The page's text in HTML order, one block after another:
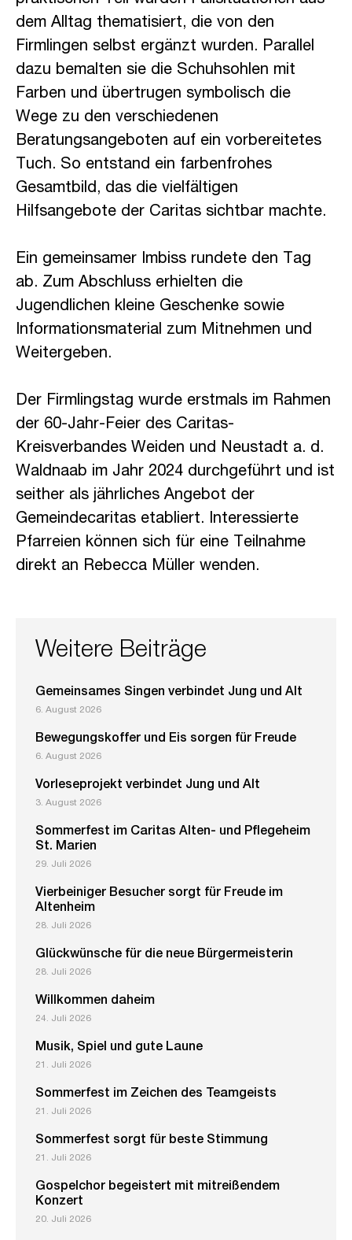
dem Alltag thematisiert, die von den
Firmlingen selbst ergänzt wurden. Parallel
dazu bemalten sie die Schuhsohlen mit
Farben und übertrugen symbolisch die
Wege zu den verschiedenen
Beratungsangeboten auf ein vorbereitetes
Tuch. So entstand ein farbenfrohes
Gesamtbild, das die vielfältigen
Hilfsangebote der Caritas sichtbar machte.
Ein gemeinsamer Imbiss rundete den Tag
ab. Zum Abschluss erhielten die
Jugendlichen kleine Geschenke sowie
Informationsmaterial zum Mitnehmen und
Weitergeben.
Der Firmlingstag wurde erstmals im Rahmen
der 60-Jahr-Feier des Caritas-
Kreisverbandes Weiden und Neustadt a. d.
Waldnaab im Jahr 2024 durchgeführt und ist
seither als jährliches Angebot der
Gemeindecaritas etabliert. Interessierte
Pfarreien können sich für eine Teilnahme
direkt an Rebecca Müller wenden.
Weitere Beiträge
Gemeinsames Singen verbindet Jung und Alt
6. August 2026
Bewegungskoffer und Eis sorgen für Freude
6. August 2026
Vorleseprojekt verbindet Jung und Alt
3. August 2026
Sommerfest im Caritas Alten- und Pflegeheim
St. Marien
29. Juli 2026
Vierbeiniger Besucher sorgt für Freude im
Altenheim
28. Juli 2026
Glückwünsche für die neue Bürgermeisterin
28. Juli 2026
Willkommen daheim
24. Juli 2026
Musik, Spiel und gute Laune
21. Juli 2026
Sommerfest im Zeichen des Teamgeists
21. Juli 2026
Sommerfest sorgt für beste Stimmung
21. Juli 2026
Gospelchor begeistert mit mitreißendem
Konzert
20. Juli 2026